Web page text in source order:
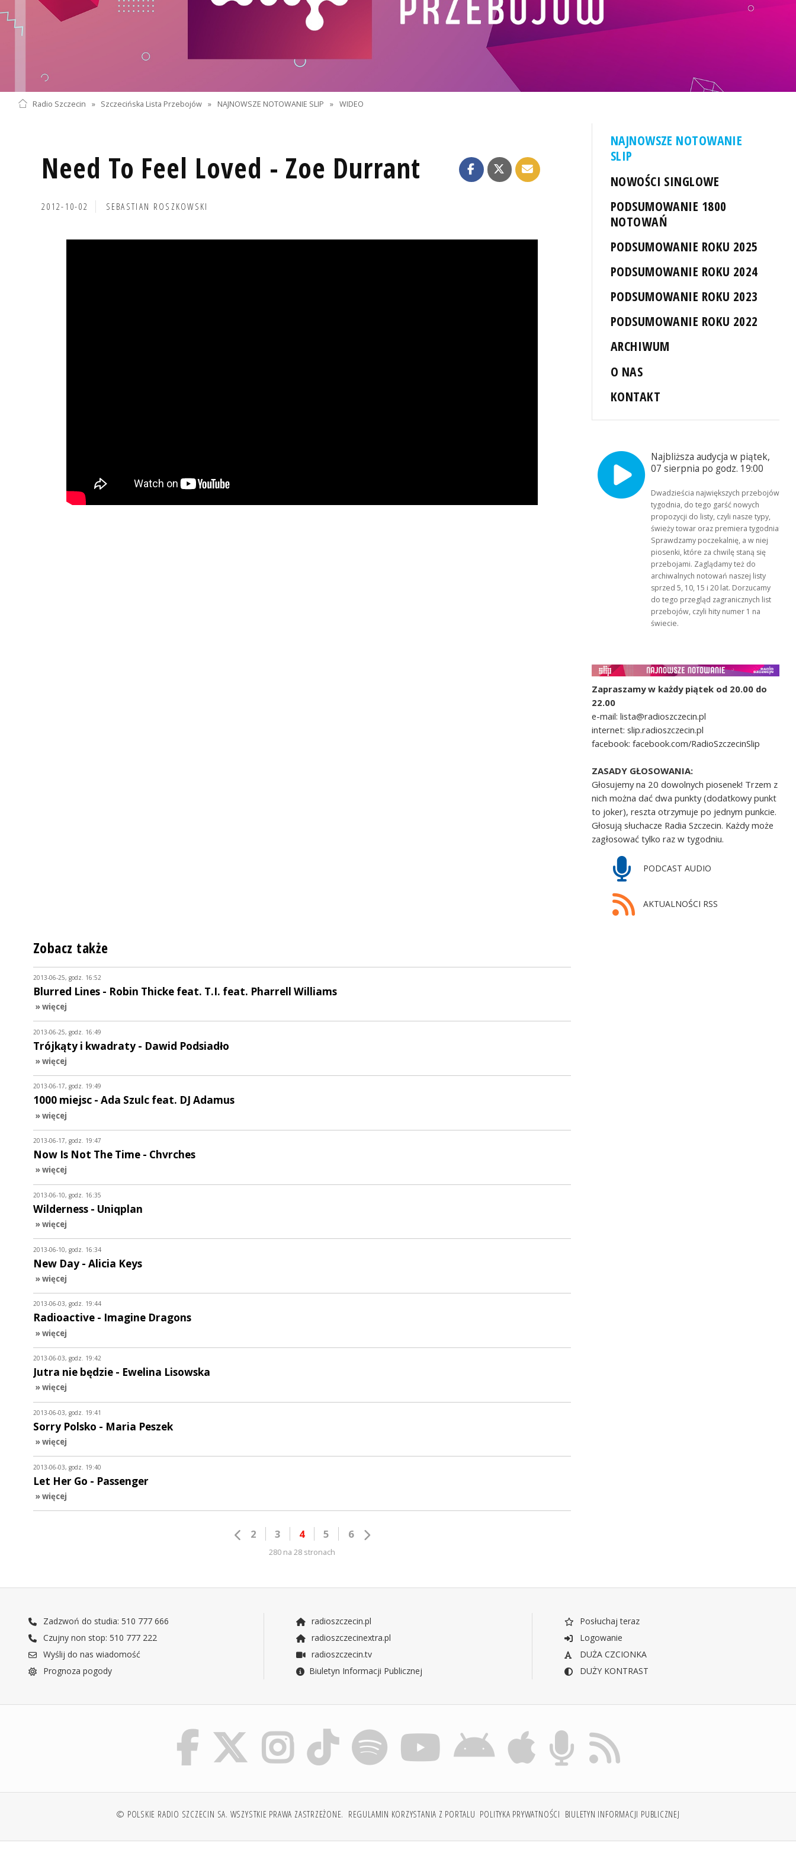
Radio Szczecin » Szczecińska Lista Przebojów » NAJNOWSZE NOTOWANIE SLIP » WIDEO
Need To Feel Loved - Zoe Durrant
2012-10-02 SEBASTIAN ROSZKOWSKI
NAJNOWSZE NOTOWANIE
SLIP
NOWOŚCI SINGLOWE
PODSUMOWANIE 1800
NOTOWAŃ
PODSUMOWANIE ROKU 2025
PODSUMOWANIE ROKU 2024
PODSUMOWANIE ROKU 2023
PODSUMOWANIE ROKU 2022
ARCHIWUM
O NAS
KONTAKT
Najbliższa audycja w piątek,
07 sierpnia po godz. 19:00
Dwadzieścia największych przebojów
tygodnia, do tego garść nowych
propozycji do listy, czyli nasze typy,
świeży towar oraz premiera tygodnia!
Sprawdzamy poczekalnię, a w niej
piosenki, które za chwilę staną się
przebojami. Zaglądamy też do
archiwalnych notowań naszej listy
sprzed 5, 10, 15 i 20 lat. Dorzucamy
do tego przegląd zagranicznych list
przebojów, czyli hity numer 1 na
świecie.
Zapraszamy w każdy piątek od 20.00 do
22.00
e-mail: lista@radioszczecin.pl
internet: slip.radioszczecin.pl
facebook: facebook.com/RadioSzczecinSlip
ZASADY GŁOSOWANIA:
Głosujemy na 20 dowolnych piosenek! Trzem z
nich można dać dwa punkty (dodatkowy punkt
to joker), reszta otrzymuje po jednym punkcie.
Głosują słuchacze Radia Szczecin. Każdy może
zagłosować tylko raz w tygodniu.
PODCAST AUDIO
AKTUALNOŚCI RSS
Zobacz także
2013-06-25, godz. 16:52
Blurred Lines - Robin Thicke feat. T.I. feat. Pharrell Williams
» więcej
2013-06-25, godz. 16:49
Trójkąty i kwadraty - Dawid Podsiadło
» więcej
2013-06-17, godz. 19:49
1000 miejsc - Ada Szulc feat. DJ Adamus
» więcej
2013-06-17, godz. 19:47
Now Is Not The Time - Chvrches
» więcej
2013-06-10, godz. 16:35
Wilderness - Uniqplan
» więcej
2013-06-10, godz. 16:34
New Day - Alicia Keys
» więcej
2013-06-03, godz. 19:44
Radioactive - Imagine Dragons
» więcej
2013-06-03, godz. 19:42
Jutra nie będzie - Ewelina Lisowska
» więcej
2013-06-03, godz. 19:41
Sorry Polsko - Maria Peszek
» więcej
2013-06-03, godz. 19:40
Let Her Go - Passenger
» więcej
2 3 4 5 6
280 na 28 stronach
Zadzwoń do studia: 510 777 666
Czujny non stop: 510 777 222
Wyślij do nas wiadomość
Prognoza pogody
radioszczecin.pl
radioszczecinextra.pl
radioszczecin.tv
Biuletyn Informacji Publicznej
Posłuchaj teraz
Logowanie
DUŻA CZCIONKA
DUŻY KONTRAST
© POLSKIE RADIO SZCZECIN SA. WSZYSTKIE PRAWA ZASTRZEŻONE. REGULAMIN KORZYSTANIA Z PORTALU POLITYKA PRYWATNOŚCI BIULETYN INFORMACJI PUBLICZNEJ